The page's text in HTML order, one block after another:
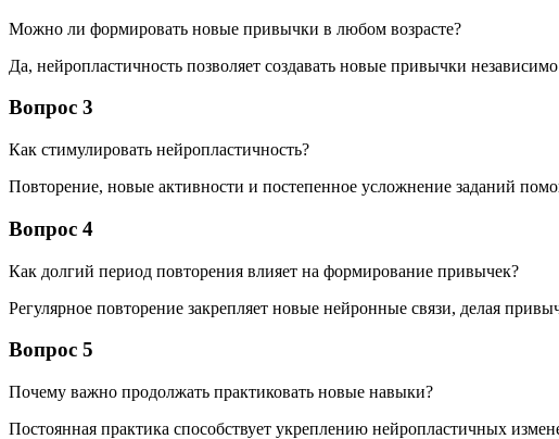
Можно ли формировать новые привычки в любом возрасте?
Да, нейропластичность позволяет создавать новые привычки независимо
Вопрос 3
Как стимулировать нейропластичность?
Повторение, новые активности и постепенное усложнение заданий
Вопрос 4
Как долгий период повторения влияет на формирование привычек?
Регулярное повторение закрепляет новые нейронные связи, делая
Вопрос 5
Почему важно продолжать практиковать новые навыки?
Постоянная практика способствует укреплению нейропластичных